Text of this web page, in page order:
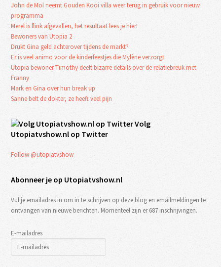
John de Mol neemt Gouden Kooi villa weer terug in gebruik voor nieuw
programma
Merel is flink afgevallen, het resultaat lees je hier!
Bewoners van Utopia 2
Drukt Gina geld achterover tijdens de markt?
Er is veel animo voor de kinderfeestjes die Mylène verzorgt
Utopia bewoner Timothy deelt bizarre details over de relatiebreuk met
Franny
Mark en Gina over hun break up
Sanne belt de dokter, ze heeft veel pijn
Volg
Utopiatvshow.nl op Twitter
Follow @utopiatvshow
Abonneer je op Utopiatvshow.nl
Vul je emailadres in om in te schrijven op deze blog en emailmeldingen te
ontvangen van nieuwe berichten. Momenteel zijn er 687 inschrijvingen.
E-mailadres